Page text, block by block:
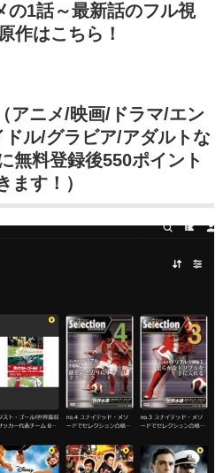
の1話～最新話のフル視
作はこちら！
アニメ/映画/ドラマ/エン
ル/グラビア/アダルトな
無料登録後550ポイント
ます！）